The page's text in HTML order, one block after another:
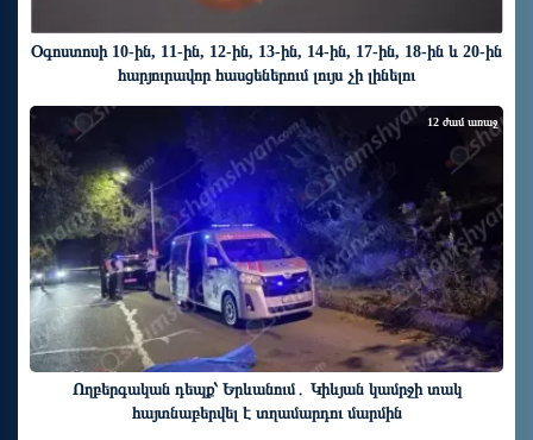
Օգոստոսի 10-ին, 11-ին, 12-ին, 13-ին, 14-ին, 17-ին, 18-ին և 20-ին
հարյուրավոր հասցեներում լույս չի լինելու
Ողբերգական դեպք՝ Երևանում․ Կիևյան կամրջի տակ
հայտնաբերվել է տղամարդու մարմին
12 ժամ առաջ